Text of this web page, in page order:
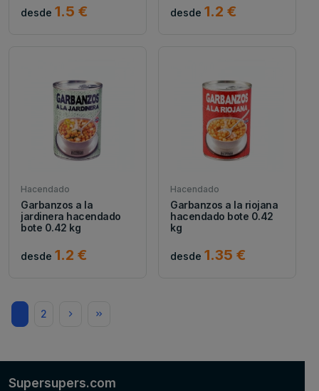
desde 1.5 € desde 1.2 €
Hacendado
Garbanzos a la
jardinera hacendado
bote 0.42 kg
desde 1.2 €
Hacendado
Garbanzos a la riojana
hacendado bote 0.42
kg
desde 1.35 €
2
Supersupers.com